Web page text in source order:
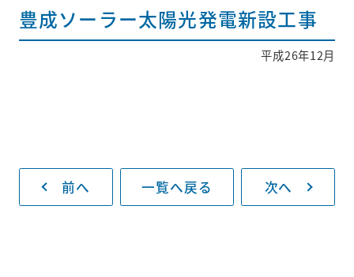
会社概要
プライバシーポリシー
豊成ソーラー太陽光発電新設工事
平成26年12月
前へ 一覧へ戻る 次へ